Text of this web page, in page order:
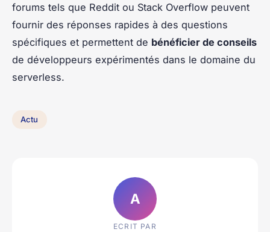
forums tels que Reddit ou Stack Overflow peuvent
fournir des réponses rapides à des questions
spécifiques et permettent de bénéficier de conseils
de développeurs expérimentés dans le domaine du
serverless.
Actu
A
ECRIT PAR